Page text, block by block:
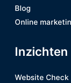
Blog
Online
Inzichten
Website Check